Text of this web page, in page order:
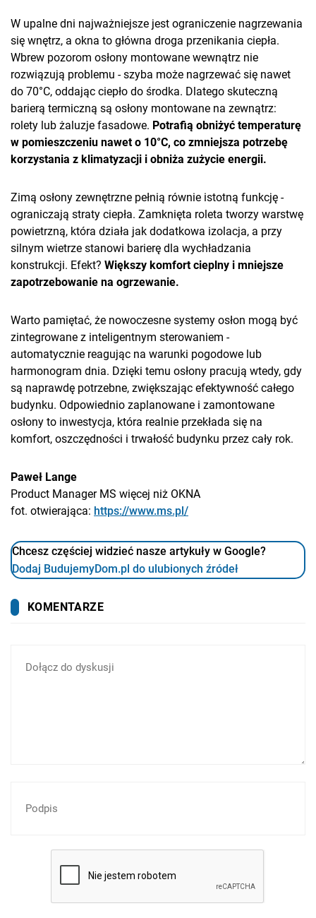
W upalne dni najważniejsze jest ograniczenie nagrzewania
się wnętrz, a okna to główna droga przenikania ciepła.
Wbrew pozorom osłony montowane wewnątrz nie
rozwiązują problemu - szyba może nagrzewać się nawet
do 70°C, oddając ciepło do środka. Dlatego skuteczną
barierą termiczną są osłony montowane na zewnątrz:
rolety lub żaluzje fasadowe. Potrafią obniżyć temperaturę
w pomieszczeniu nawet o 10°C, co zmniejsza potrzebę
korzystania z klimatyzacji i obniża zużycie energii.
Zimą osłony zewnętrzne pełnią równie istotną funkcję -
ograniczają straty ciepła. Zamknięta roleta tworzy warstwę
powietrzną, która działa jak dodatkowa izolacja, a przy
silnym wietrze stanowi barierę dla wychładzania
konstrukcji. Efekt? Większy komfort cieplny i mniejsze
zapotrzebowanie na ogrzewanie.
Warto pamiętać, że nowoczesne systemy osłon mogą być
zintegrowane z inteligentnym sterowaniem -
automatycznie reagując na warunki pogodowe lub
harmonogram dnia. Dzięki temu osłony pracują wtedy, gdy
są naprawdę potrzebne, zwiększając efektywność całego
budynku. Odpowiednio zaplanowane i zamontowane
osłony to inwestycja, która realnie przekłada się na
komfort, oszczędności i trwałość budynku przez cały rok.
Paweł Lange
Product Manager MS więcej niż OKNA
fot. otwierająca: https://www.ms.pl/
Chcesz częściej widzieć nasze artykuły w Google?
Dodaj BudujemyDom.pl do ulubionych źródeł
KOMENTARZE